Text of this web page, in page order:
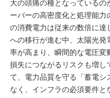
大の頭痛の種となっている
ーバーの高密度化と処理能力
の消費電力は従来の数倍に達
への移行が進む中、太陽光発
率が高まり、瞬間的な電圧変
損失につながるリスクも増し
て、電力品質を守る「蓄電シ
なく、インフラの必須要件と